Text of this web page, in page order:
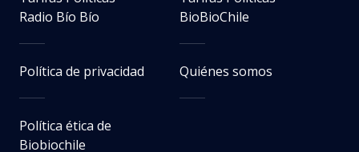
Radio Bío Bío
BioBioChile
Política de privacidad Quiénes somos
Política ética de
Biobiochile